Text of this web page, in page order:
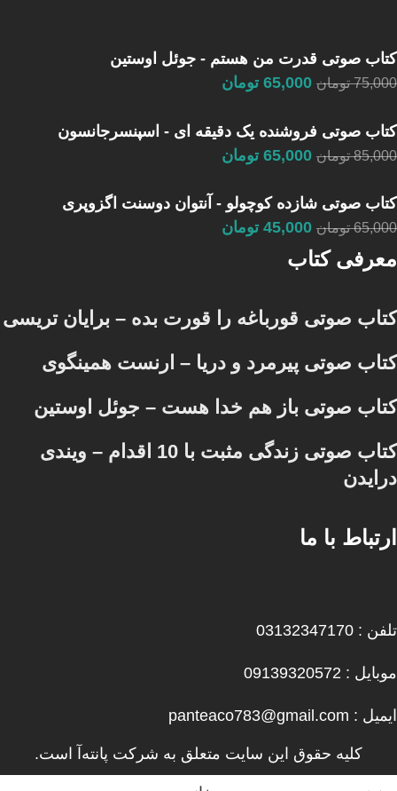
کتاب صوتی قدرت من هستم - جوئل اوستین
75,000 تومان 65,000 تومان
کتاب صوتی فروشنده یک دقیقه ای - اسپنسرجانسون
85,000 تومان 65,000 تومان
کتاب صوتی شازده کوچولو - آنتوان دوسنت اگزوپری
65,000 تومان 45,000 تومان
معرفی کتاب
کتاب صوتی قورباغه را قورت بده – برایان تریسی
کتاب صوتی پیرمرد و دریا – ارنست همینگوی
کتاب صوتی باز هم خدا هست – جوئل اوستین
کتاب صوتی زندگی مثبت با 10 اقدام – ویندی
درایدن
ارتباط با ما
تلفن : 03132347170
موبایل : 09139320572
ایمیل : panteaco783@gmail.com
کلیه حقوق این سایت متعلق به شرکت پانته‌آ است.